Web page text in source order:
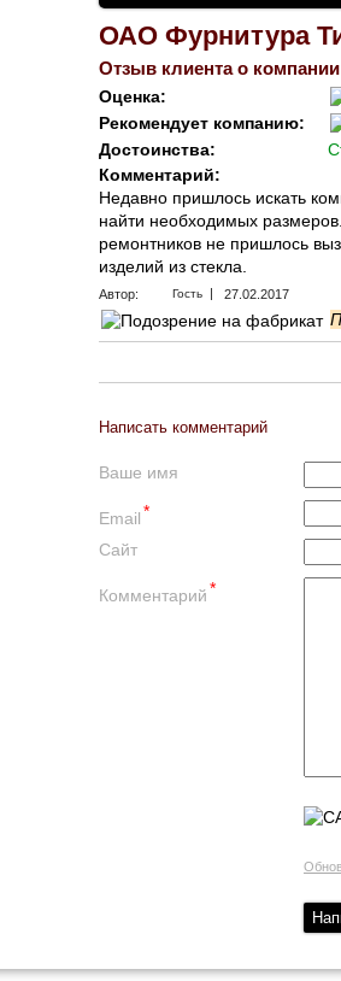
ОАО Фурнитура
Отзыв клиента о компании
Оценка:
Рекомендует компанию:
Достоинства:
Комментарий:
Недавно пришлось искать
найти необходимых
ремонтников не пришлось
изделий из стекла.
Автор: Гость | 27.02.2017
Написать комментарий
Ваше имя
Email*
Сайт
Комментарий*